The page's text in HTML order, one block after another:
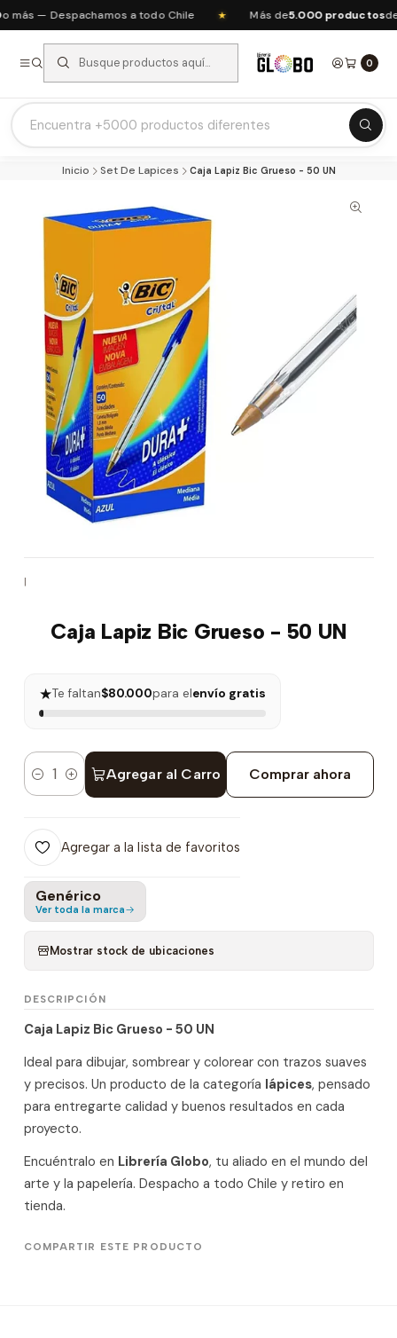
— Despachamos a todo Chile Más de5.000 productosde
0
Ofertas del mes
Recién Llegados
Agendas & Planners
Arte y Manualidades
Papeleria Escolar y Oficina
Juguetería
Nuestras Marcas
Inicio Set De Lapices Caja Lapiz Bic Grueso - 50 UN
|
Caja Lapiz Bic Grueso - 50 UN
★Te faltan$80.000para elenvío gratis
Cantidad Agregar al Carro Comprar ahora
Agregar a la lista de favoritos
Genérico
Ver toda la marca
Mostrar stock de ubicaciones
DESCRIPCIÓN
Caja Lapiz Bic Grueso - 50 UN
Ideal para dibujar, sombrear y colorear con trazos suaves
y precisos. Un producto de la categoría lápices, pensado
para entregarte calidad y buenos resultados en cada
proyecto.
Encuéntralo en Librería Globo, tu aliado en el mundo del
arte y la papelería. Despacho a todo Chile y retiro en
tienda.
COMPARTIR ESTE PRODUCTO